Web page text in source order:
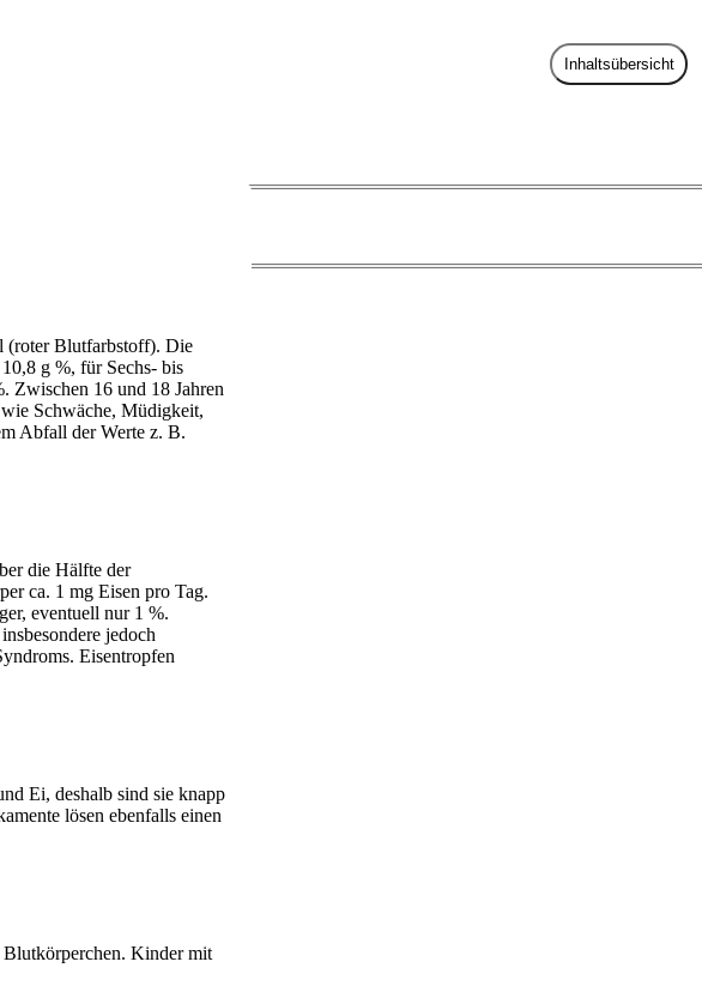
Inhaltsübersicht
(roter Blutfarbstoff). Die
g %, für Sechs- bis
Zwischen 16 und 18 Jahren
Schwäche, Müdigkeit,
Abfall der Werte z. B.
die Hälfte der
ca. 1 mg Eisen pro Tag.
eventuell nur 1 %.
jedoch
Eisentropfen
Ei, deshalb sind sie knapp
lösen ebenfalls einen
Blutkörperchen. Kinder mit